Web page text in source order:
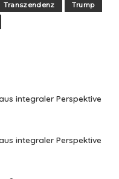
Transzendenz
Trump
integraler Perspektive
integraler Perspektive